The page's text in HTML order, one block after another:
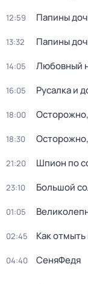
12:59 Папины
13:32 Папины
14:05 Любовный
16:05 Русалка и
18:00
18:30
21:20 Шпион по
23:10 Большой
01:05
02:45 Как
04:40 СеняФедя